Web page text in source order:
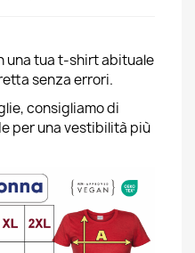
una tua t-shirt abituale
senza errori.
consigliamo di
per una vestibilità più